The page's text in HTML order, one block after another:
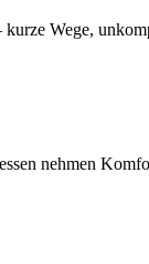
kurze Wege,
nehmen